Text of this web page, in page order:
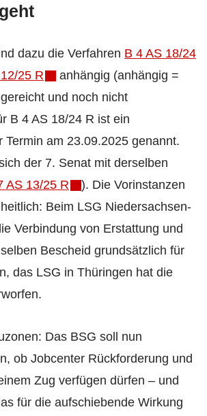
dazu die Verfahren B 4 AS 18/24
25 R
anhängig (anhängig =
und noch nicht
B 4 AS 18/24 R ist ein
Termin am 23.09.2025 genannt.
der 7. Senat mit derselben
AS 13/25 R
). Die Vorinstanzen
Beim LSG Niedersachsen-
Verbindung von Erstattung und
Bescheid grundsätzlich für
das LSG in Thüringen hat die
Das BSG soll nun
ob Jobcenter Rückforderung und
Zug verfügen dürfen – und
für die aufschiebende Wirkung